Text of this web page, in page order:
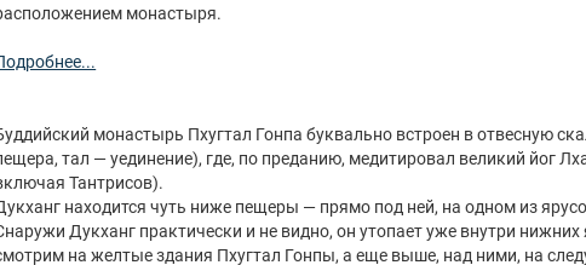
монастыря.
монастырь Пхугтал Гонпа буквально встроен в отвесную
тал — уединение), где, по преданию, медитировал великий йог
Тантрисов).
находится чуть ниже пещеры — прямо под ней, на одном из
Дукханг практически и не видно, он утопает уже внутри
на желтые здания Пхугтал Гонпы, а еще выше, над ними, на